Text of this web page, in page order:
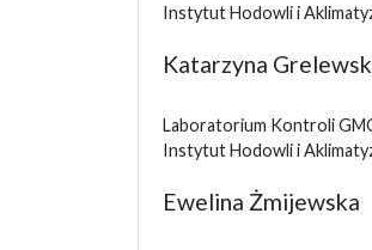
Instytut Hodowli i
Katarzyna
Laboratorium Kontroli
Instytut Hodowli i
Ewelina Żmijewska